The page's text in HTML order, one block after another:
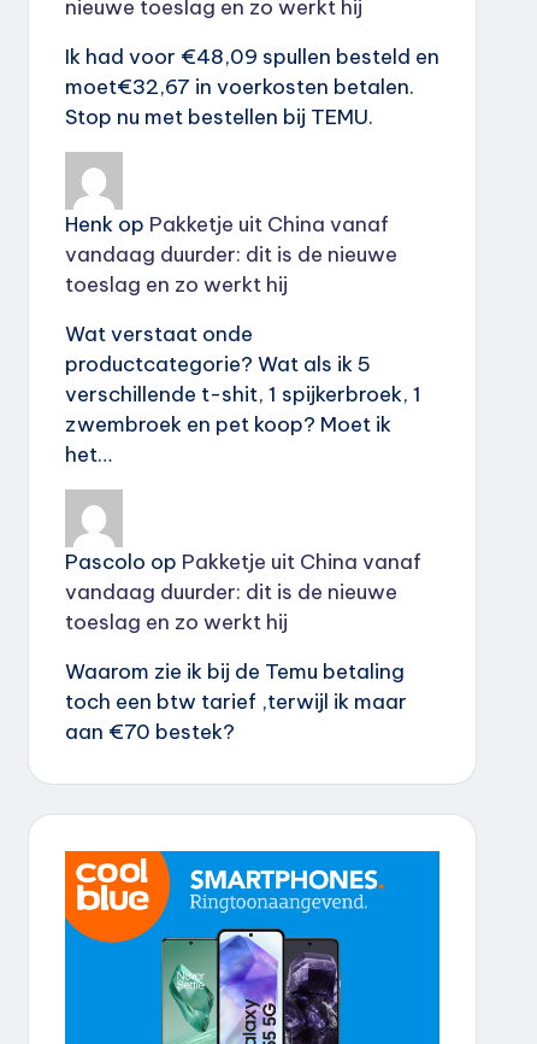
nieuwe toeslag en zo werkt hij
Ik had voor €48,09 spullen besteld en
moet€32,67 in voerkosten betalen.
Stop nu met bestellen bij TEMU.
Henkop Pakketje uit China vanaf
vandaag duurder: dit is de nieuwe
toeslag en zo werkt hij
Wat verstaat onde
productcategorie? Wat als ik 5
verschillende t-shit, 1 spijkerbroek, 1
zwembroek en pet koop? Moet ik
het…
Pascolo op Pakketje uit China vanaf
vandaag duurder: dit is de nieuwe
toeslag en zo werkt hij
Waarom zie ik bij de Temu betaling
toch een btw tarief ,terwijl ik maar
aan €70 bestek?